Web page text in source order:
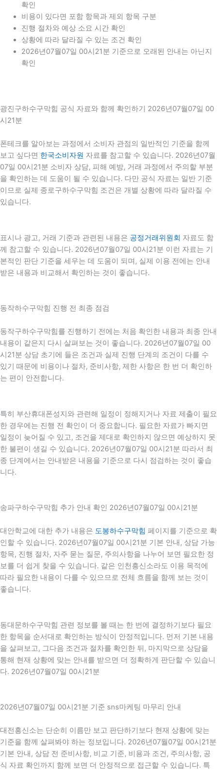
확인
비용이 있다면 포함 항목과 제외 항목 구분
진행 절차와 예상 소요 시간 확인
상황에 따라 달라질 수 있는 조건 확인
2026년07월07일 00시21분 기준으로 오래된 안내는 아닌지
확인
광진구하수구막힘 공식 자료와 함께 확인하기 2026년07월07일 00
시21분
폰테크를 알아보는 과정에서 소비자 관점의 일반적인 기준을 함께
보고 싶다면 한국소비자원 자료를 참고할 수 있습니다. 2026년07월
07일 00시21분 소비자 상담, 피해 예방, 거래 과정에서 주의할 부분
을 확인하는 데 도움이 될 수 있습니다. 다만 공식 자료는 일반 기준
이므로 실제 종로구하수구막힘 조건은 개별 상황에 따라 달라질 수
있습니다.
표시나 광고, 거래 기준과 관련된 내용은 공정거래위원회 자료도 함
께 참고할 수 있습니다. 2026년07월07일 00시21분 이런 자료는 기
본적인 판단 기준을 세우는 데 도움이 되며, 실제 이용 전에는 안내
받은 내용과 비교해서 확인하는 것이 좋습니다.
동작하수구막힘 진행 전 최종 점검
동작구하수구막힘를 진행하기 전에는 처음 확인한 내용과 최종 안내
내용이 같은지 다시 살펴보는 것이 좋습니다. 2026년07월07일 00
시21분 상담 초기에 들은 조건과 실제 진행 단계의 조건이 다를 수
있기 때문에 비용이나 절차, 준비사항, 제한 사항은 한 번 더 확인하
는 편이 안전합니다.
특히 부산휴대폰성지와 관련해 일정이 정해지거나 자료 제출이 필요
한 경우에는 진행 전 확인이 더 중요합니다. 필요한 자료가 빠지면
일정이 늦어질 수 있고, 조건을 제대로 확인하지 않으면 예상하지 못
한 불편이 생길 수 있습니다. 2026년07월07일 00시21분 따라서 최
종 단계에서는 안내받은 내용을 기준으로 다시 점검하는 것이 좋습
니다.
송파구하수구막힘 추가 안내 확인 2026년07월07일 00시21분
대안학교에 대한 추가 내용은 도봉하수구막힘 페이지를 기준으로 확
인할 수 있습니다. 2026년07월07일 00시21분 기본 안내, 상담 가능
항목, 진행 절차, 자주 묻는 질문, 주의사항을 나누어 보면 필요한 정
보를 더 쉽게 찾을 수 있습니다. 같은 인천흥신소라도 이용 목적에
따라 필요한 내용이 다를 수 있으므로 전체 흐름을 함께 보는 것이
좋습니다.
동대문하수구막힘 관련 정보를 볼 때는 한 번에 결정하기보다 필요
한 항목을 순서대로 확인하는 방식이 안정적입니다. 먼저 기본 내용
을 살펴보고, 그다음 조건과 절차를 확인한 뒤, 마지막으로 상담을
통해 현재 상황에 맞는 안내를 받으면 더 정확하게 판단할 수 있습니
다. 2026년07월07일 00시21분
2026년07월07일 00시21분 기준 sns마케팅 마무리 안내
대전흥신소는 단순히 이름만 보고 판단하기보다 현재 상황에 맞는
기준을 함께 살펴봐야 하는 정보입니다. 2026년07월07일 00시21분
기본 안내, 상담 전 준비사항, 비교 기준, 비용과 조건, 주의사항, 공
식 자료 확인까지 함께 보면 더 안정적으로 접근할 수 있습니다. 특